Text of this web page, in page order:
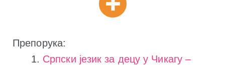
Препорука:
Српски језик за децу у Чикагу –